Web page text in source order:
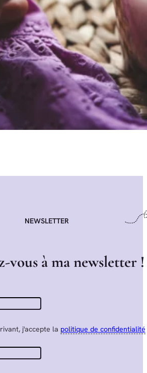
NEWSLETTER
-vous àmanewsletter !
j'accepte la politique de confidentialité